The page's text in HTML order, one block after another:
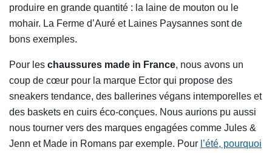
produire en grande quantité : la laine de mouton ou le
mohair. La Ferme d’Auré et Laines Paysannes sont de
bons exemples.
Pour les chaussures made in France, nous avons un
coup de cœur pour la marque Ector qui propose des
sneakers tendance, des ballerines végans intemporelles et
des baskets en cuirs éco-conçues. Nous aurions pu aussi
nous tourner vers des marques engagées comme Jules &
Jenn et Made in Romans par exemple. Pour l’été, pourquoi